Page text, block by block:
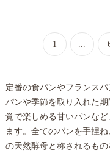
1 ...
定番の食パンやフランス
パンや季節を取り入れた
覚で楽しめる甘いパンな
ます。全てのパンを手捏
の天然酵母と称されるも